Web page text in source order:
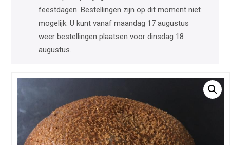
feestdagen. Bestellingen zijn op dit moment niet
mogelijk. U kunt vanaf maandag 17 augustus
weer bestellingen plaatsen voor dinsdag 18
augustus.